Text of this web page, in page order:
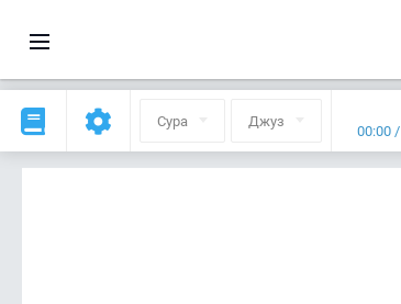
Сура Джуз 00:00 /